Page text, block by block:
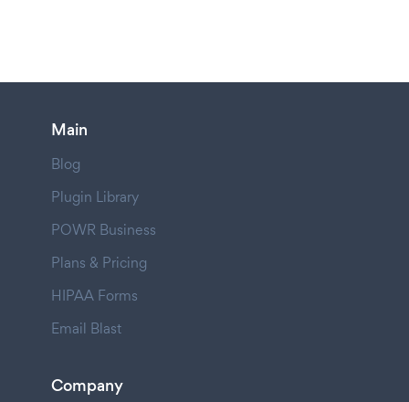
Main
Blog
Plugin Library
POWR Business
Plans & Pricing
HIPAA Forms
Email Blast
Company